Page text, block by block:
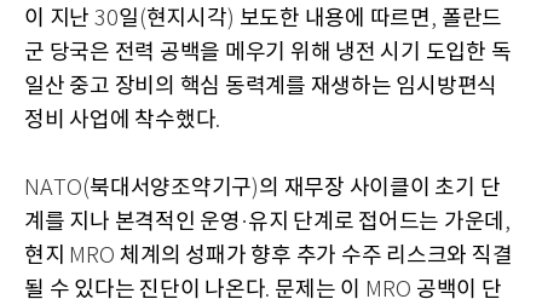
이 지난 30일 (현지시각) 보도한 내용에 따르면, 폴란드
군 당국은 전력 공백을 메우기 위해 냉전 시기 도입한 독
일산 중고 장비의 핵심 동력계를 재생하는 임시방편식
정비 사업에 착수했다.
NATO(북대서양조약기구)의 재무장 사이클이 초기 단
계를 지나 본격적인 운영 ·유지 단계로 접어드는 가운데 ,
현지 MRO체계의 성패가 향후 추가 수주 리스크와 직결
될 수 있다는 진단이 나온다. 문제는 이 MRO 공백이 단